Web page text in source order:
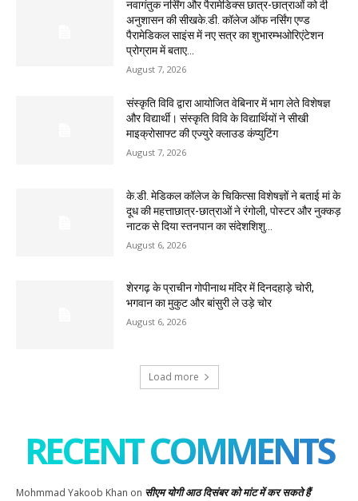
नवागंतुक नर्सिंग और पैरामेडिक्स छात्र-छात्राओं को दी
अनुशासन की सीखके.डी. कॉलेज ऑफ नर्सिंग एण्ड
पैरामेडिकल साइंस में नए सत्र का शुभारम्भओरिएंटेशन
प्रोग्राम में बताए...
August 7, 2026
संस्कृति विवि द्वारा आयोजित वेबिनार में भाग लेते विशेषज्ञ
और विद्यार्थी। संस्कृति विवि के विद्यार्थियों ने सीखी
माइक्रोसाफ्ट की एज्युरे क्लाउड कंप्युटिंग
August 7, 2026
के.डी. मेडिकल कॉलेज के चिकित्सा विशेषज्ञों ने बताई मां के
दूध की महत्ताछात्र-छात्राओं ने रंगोली, पोस्टर और नुक्कड़
नाटक से दिया स्तनपान का संदेशशिशु...
August 6, 2026
शेरगढ़ के प्राचीन गोपीनाथ मंदिर में दिनदहाड़े चोरी,
भगवान का मुकुट और बांसुरी ले उड़े चोर
August 6, 2026
Load more
RECENT COMMENTS
Mohmmad Yakoob Khan on सीएम योगी आठ दिसंबर को मांट में कर सकते हैं